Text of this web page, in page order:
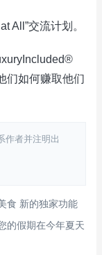
All”交流计划。
们如何赚取他们
作者并注明出
食 新的独家功能
的假期在今年夏天